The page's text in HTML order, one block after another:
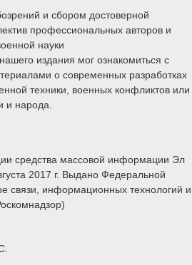
и сбором достоверной
профессиональных авторов и
науки
издания мог ознакомиться с
о современных разработках
техники, военных конфликтов или
и народа.
средства массовой информации Эл
2017 г. Выдано Федеральной
связи, информационных технологий и